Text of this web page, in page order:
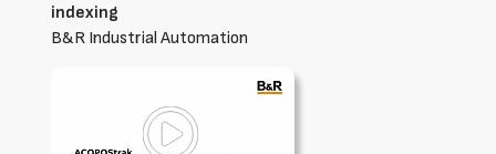
indexing
B&R Industrial Automation